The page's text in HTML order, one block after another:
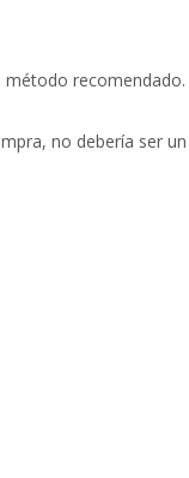
no debería ser